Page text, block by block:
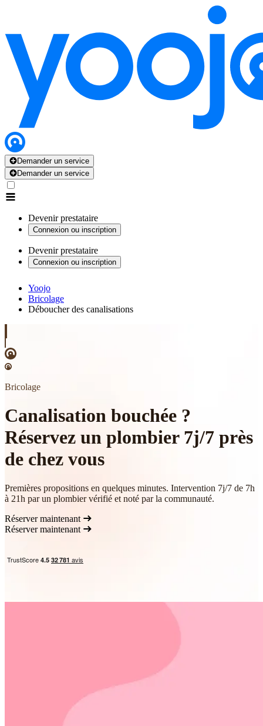
Demander un service
Demander un service
Devenir prestataire
Connexion ou inscription
Devenir prestataire
Connexion ou inscription
Yoojo
Bricolage
Déboucher des canalisations
Bricolage
Canalisation bouchée ?
Réservez un plombier 7j/7 près
de chez vous
Premières propositions en quelques minutes. Intervention 7j/7 de 7h
à 21h par un plombier vérifié et noté par la communauté.
Réserver maintenant
Réserver maintenant